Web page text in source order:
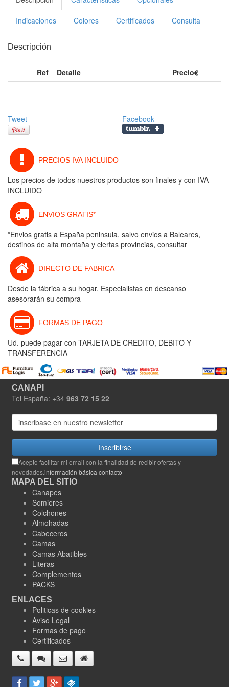
Indicaciones Colores Certificados Consulta
Descripción
Ref Detalle Precio€
Tweet Facebook
PRECIOS IVA INCLUIDO
Los precios de todos nuestros productos son finales y con IVA
INCLUIDO
ENVIOS GRATIS*
*Envios gratis a España peninsula, salvo envios a Baleares,
destinos de alta montaña y ciertas provincias, consultar
DIRECTO DE FABRICA
Desde la fábrica a su hogar. Especialistas en descanso
asesorarán su compra
FORMAS DE PAGO
Ud. puede pagar con TARJETA DE CREDITO, DEBITO Y
TRANSFERENCIA
CANAPI
Tel España: +34 963 72 15 22
Inscribirse
Acepto facilitar mi email con la finalidad de recibir ofertas y
novedades.información básica contacto
MAPA DEL SITIO
Canapes
Somieres
Colchones
Almohadas
Cabeceros
Camas
Camas Abatibles
Literas
Complementos
PACKS
ENLACES
Politicas de cookies
Aviso Legal
Formas de pago
Certificados